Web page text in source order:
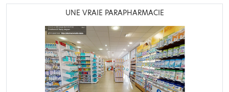
UNE VRAIE PARAPHARMACIE